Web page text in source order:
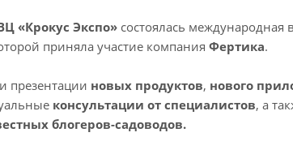
«Крокус Экспо» состоялась международная
приняла участие компания Фертика.
презентации новых продуктов, нового
консультации от специалистов, а
блогеров-садоводов.